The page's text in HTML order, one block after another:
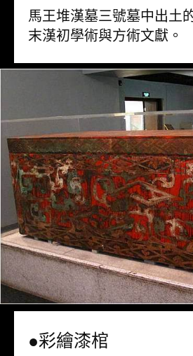
馬王堆漢墓三號墓中出土
末漢初學術與方術文獻。
●彩繪漆棺